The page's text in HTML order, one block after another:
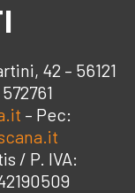
42 – 56121
– Pec:
/ P. IVA: